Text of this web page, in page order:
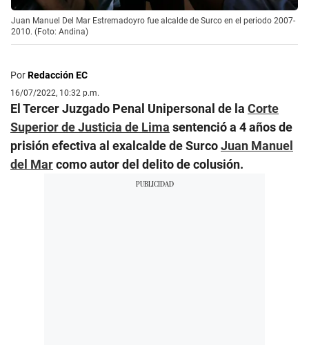
Juan Manuel Del Mar Estremadoyro fue alcalde de Surco en el periodo 2007-
2010. (Foto: Andina)
PorRedacción EC
16/07/2022, 10:32 p.m.
El Tercer Juzgado Penal Unipersonal de la Corte
Superior de Justicia de Lima sentenció a 4 años de
prisión efectiva al exalcalde de SurcoJuan Manuel
del Marcomo autor del delito de colusión.